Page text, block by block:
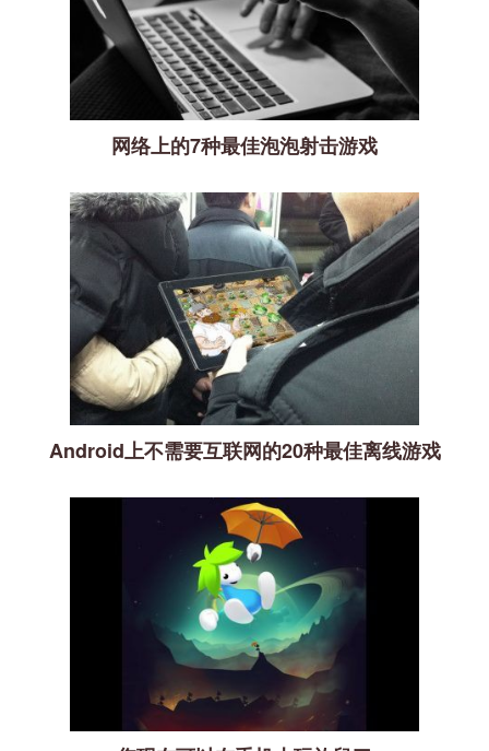
网络上的7种最佳泡泡射击游戏
Android上不需要互联网的20种最佳离线游戏